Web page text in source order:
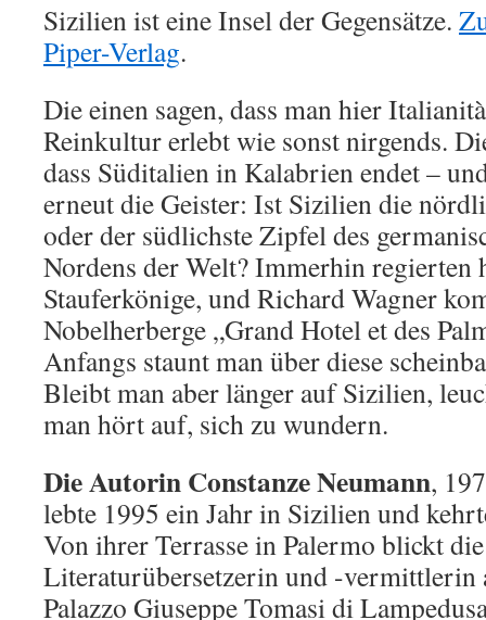
Sizilien ist eine Insel der Gegensätze.
Piper-Verlag.
Die einen sagen, dass man hier
Reinkultur erlebt wie sonst nirgends.
dass Süditalien in Kalabrien endet –
erneut die Geister: Ist Sizilien die
oder der südlichste Zipfel des
Nordens der Welt? Immerhin
Stauferkönige, und Richard Wagner
Nobelherberge „Grand Hotel et des
Anfangs staunt man über diese
Bleibt man aber länger auf Sizilien,
man hört auf, sich zu wundern.
Die Autorin Constanze Neumann,
lebte 1995 ein Jahr in Sizilien und
Von ihrer Terrasse in Palermo blickt
Literaturübersetzerin und -vermittlerin
Palazzo Giuseppe Tomasi di